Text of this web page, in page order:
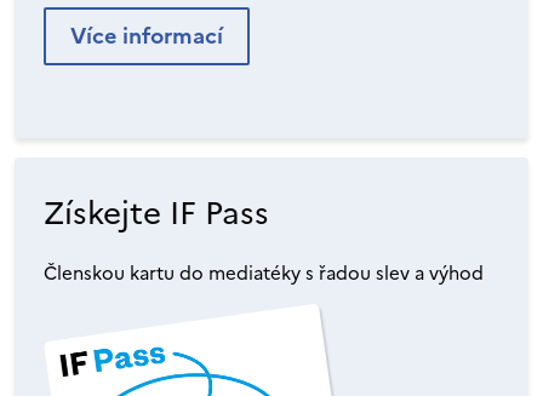
Více informací
Získejte IF Pass
Členskou kartu do mediatéky s řadou slev a výhod